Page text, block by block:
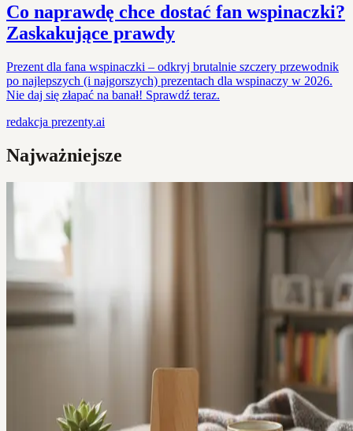
Co naprawdę chce dostać fan wspinaczki?
Zaskakujące prawdy
Prezent dla fana wspinaczki – odkryj brutalnie szczery przewodnik
po najlepszych (i najgorszych) prezentach dla wspinaczy w 2026.
Nie daj się złapać na banał! Sprawdź teraz.
redakcja prezenty.ai
Najważniejsze